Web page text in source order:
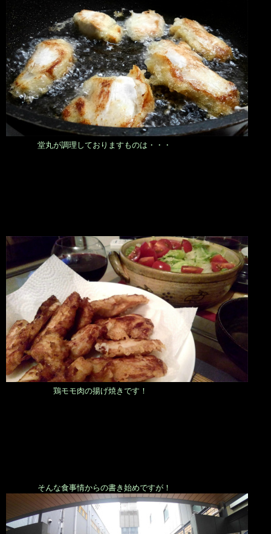
堂丸が調理しておりますものは・・・
鶏モモ肉の揚げ焼きです！
そんな食事情からの書き始めですが！